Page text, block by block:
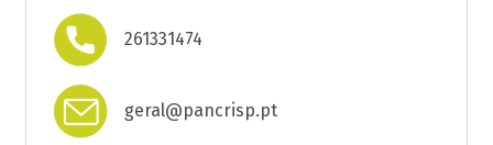
261331474
geral@pancrisp.pt